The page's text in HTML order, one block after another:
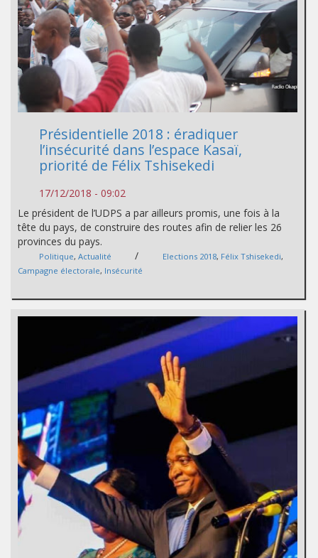
Présidentielle 2018 : éradiquer
l’insécurité dans l’espace Kasaï,
priorité de Félix Tshisekedi
17/12/2018 - 09:02
Le président de l’UDPS a par ailleurs promis, une fois à la
tête du pays, de construire des routes afin de relier les 26
provinces du pays.
Politique, Actualité / Elections 2018, Félix Tshisekedi,
Campagne électorale, Insécurité